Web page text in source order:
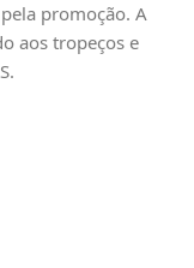
promoção. A
aos tropeços e